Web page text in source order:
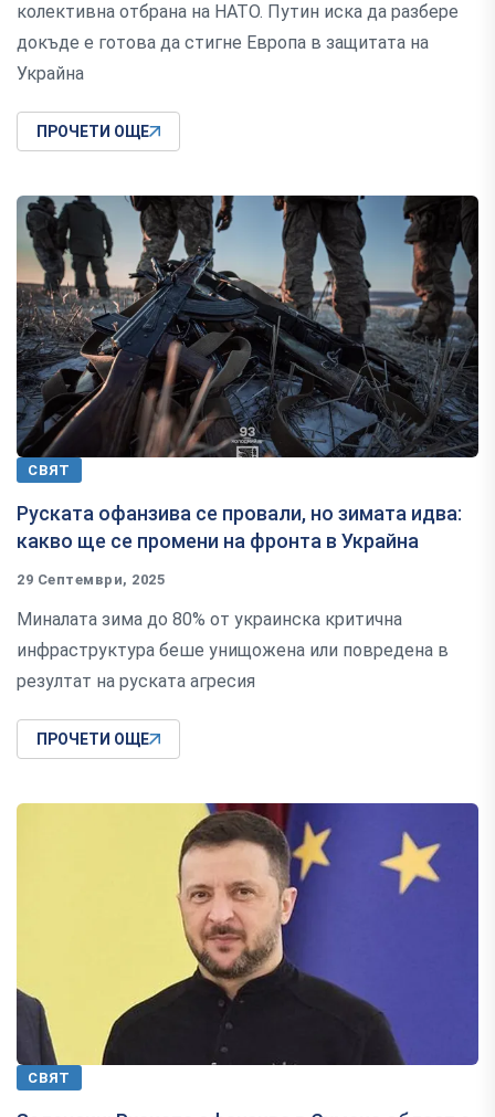
колективна отбрана на НАТО. Путин иска да разбере
докъде е готова да стигне Европа в защитата на
Украйна
ПРОЧЕТИ ОЩЕ
СВЯТ
Руската офанзива се провали, но зимата идва:
какво ще се промени на фронта в Украйна
29 Септември, 2025
Миналата зима до 80% от украинска критична
инфраструктура беше унищожена или повредена в
резултат на руската агресия
ПРОЧЕТИ ОЩЕ
СВЯТ